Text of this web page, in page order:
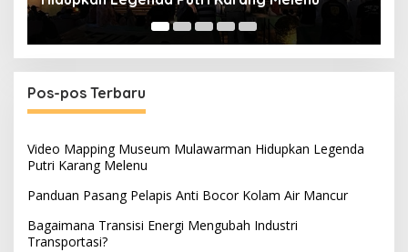
Pos-pos Terbaru
Video Mapping Museum Mulawarman Hidupkan Legenda
Putri Karang Melenu
Panduan Pasang Pelapis Anti Bocor Kolam Air Mancur
Bagaimana Transisi Energi Mengubah Industri
Transportasi?